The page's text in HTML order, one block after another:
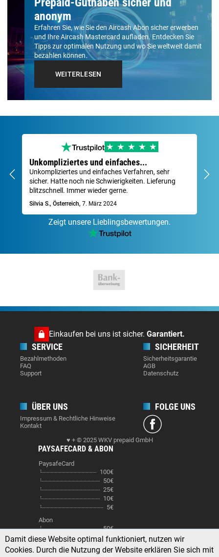
anonym
Erfahren Sie, wie Sie den Aircash Abon sicher erwerben
und Ihre Aircash Mastercard aufladen. Entdecken Sie
Tipps zur optimalen Nutzung und wo Sie weltweit damit
bezahlen können.
WEITERLESEN
Unkompliziertes und einfaches...
Unkompliziertes und einfaches Verfahren, sehr
sicher. Hatte noch nie Schwierigkeiten. Lieferung
blitzschnell. Immer wieder gerne.
Silvia S., Österreich, 7. März 2024
Zeigt unsere Lieblingsbewertungen.
Einkaufen bei uns ist sicher. Garantiert.
SERVICE
Bezahlmethoden
FAQ
Support
SICHERHEIT
Sicherheitsgarantie
AGB
Datenschutz
ÜBER UNS
Impressum & Rechtliche Hinweise
Kontakt
FOLGE UNS
♥ + © 2025 WKV prepaid GmbH
PAYSAFECARD & ABON
PaysafeCard
100€
50€
25€
10€
5€
Abon
50€
25€
20€
10€
Damit diese Website optimal funktioniert, nutzen wir
Cookies. Durch die Nutzung der Website erklären Sie sich mit